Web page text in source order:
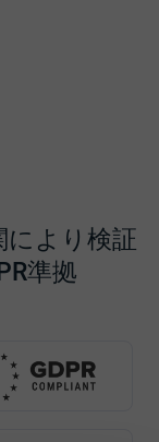
により検証
準拠